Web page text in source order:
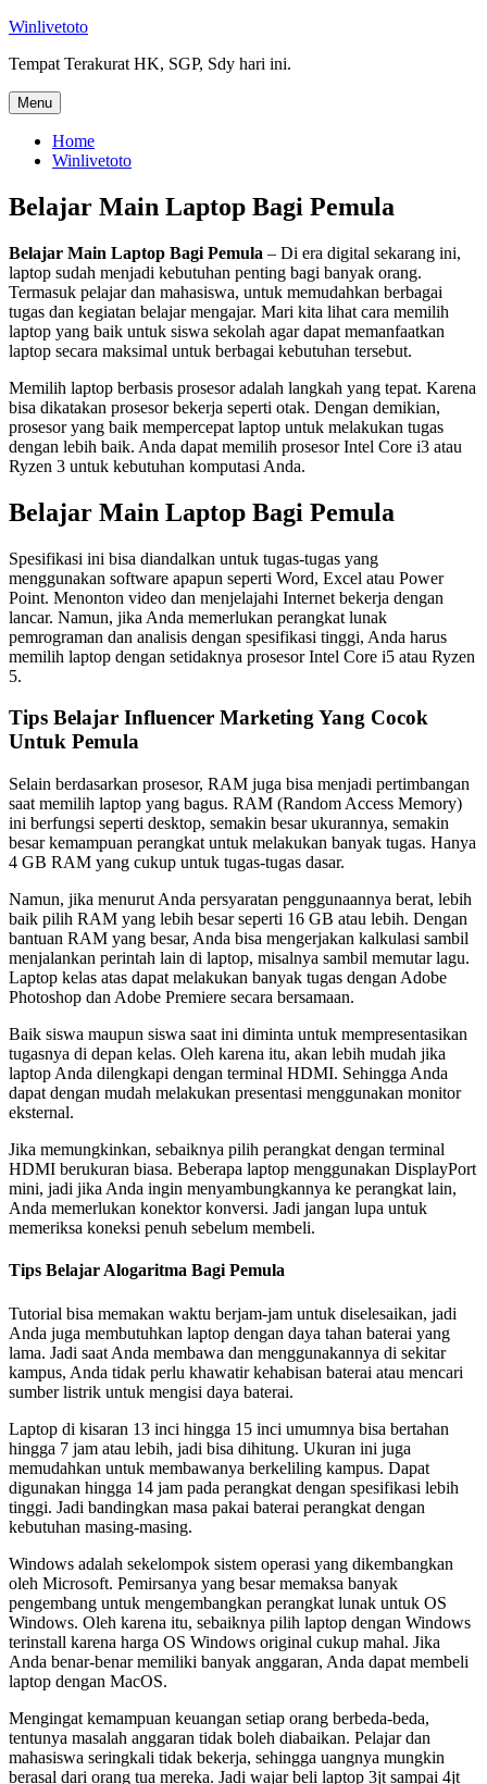
Skip
content
Winlivetoto
Tempat Terakurat HK, SGP, Sdy hari ini.
Menu
Home
Winlivetoto
Belajar Main Laptop Bagi Pemula
Belajar Main Laptop Bagi Pemula – Di era digital sekarang ini,
laptop sudah menjadi kebutuhan penting bagi banyak orang.
Termasuk pelajar dan mahasiswa, untuk memudahkan berbagai
tugas dan kegiatan belajar mengajar. Mari kita lihat cara memilih
laptop yang baik untuk siswa sekolah agar dapat memanfaatkan
laptop secara maksimal untuk berbagai kebutuhan tersebut.
Memilih laptop berbasis prosesor adalah langkah yang tepat. Karena
bisa dikatakan prosesor bekerja seperti otak. Dengan demikian,
prosesor yang baik mempercepat laptop untuk melakukan tugas
dengan lebih baik. Anda dapat memilih prosesor Intel Core i3 atau
Ryzen 3 untuk kebutuhan komputasi Anda.
Belajar Main Laptop Bagi Pemula
Spesifikasi ini bisa diandalkan untuk tugas-tugas yang
menggunakan software apapun seperti Word, Excel atau Power
Point. Menonton video dan menjelajahi Internet bekerja dengan
lancar. Namun, jika Anda memerlukan perangkat lunak
pemrograman dan analisis dengan spesifikasi tinggi, Anda harus
memilih laptop dengan setidaknya prosesor Intel Core i5 atau Ryzen
5.
Tips Belajar Influencer Marketing Yang Cocok
Untuk Pemula
Selain berdasarkan prosesor, RAM juga bisa menjadi pertimbangan
saat memilih laptop yang bagus. RAM (Random Access Memory)
ini berfungsi seperti desktop, semakin besar ukurannya, semakin
besar kemampuan perangkat untuk melakukan banyak tugas. Hanya
4 GB RAM yang cukup untuk tugas-tugas dasar.
Namun, jika menurut Anda persyaratan penggunaannya berat, lebih
baik pilih RAM yang lebih besar seperti 16 GB atau lebih. Dengan
bantuan RAM yang besar, Anda bisa mengerjakan kalkulasi sambil
menjalankan perintah lain di laptop, misalnya sambil memutar lagu.
Laptop kelas atas dapat melakukan banyak tugas dengan Adobe
Photoshop dan Adobe Premiere secara bersamaan.
Baik siswa maupun siswa saat ini diminta untuk mempresentasikan
tugasnya di depan kelas. Oleh karena itu, akan lebih mudah jika
laptop Anda dilengkapi dengan terminal HDMI. Sehingga Anda
dapat dengan mudah melakukan presentasi menggunakan monitor
eksternal.
Jika memungkinkan, sebaiknya pilih perangkat dengan terminal
HDMI berukuran biasa. Beberapa laptop menggunakan DisplayPort
mini, jadi jika Anda ingin menyambungkannya ke perangkat lain,
Anda memerlukan konektor konversi. Jadi jangan lupa untuk
memeriksa koneksi penuh sebelum membeli.
Tips Belajar Alogaritma Bagi Pemula
Tutorial bisa memakan waktu berjam-jam untuk diselesaikan, jadi
Anda juga membutuhkan laptop dengan daya tahan baterai yang
lama. Jadi saat Anda membawa dan menggunakannya di sekitar
kampus, Anda tidak perlu khawatir kehabisan baterai atau mencari
sumber listrik untuk mengisi daya baterai.
Laptop di kisaran 13 inci hingga 15 inci umumnya bisa bertahan
hingga 7 jam atau lebih, jadi bisa dihitung. Ukuran ini juga
memudahkan untuk membawanya berkeliling kampus. Dapat
digunakan hingga 14 jam pada perangkat dengan spesifikasi lebih
tinggi. Jadi bandingkan masa pakai baterai perangkat dengan
kebutuhan masing-masing.
Windows adalah sekelompok sistem operasi yang dikembangkan
oleh Microsoft. Pemirsanya yang besar memaksa banyak
pengembang untuk mengembangkan perangkat lunak untuk OS
Windows. Oleh karena itu, sebaiknya pilih laptop dengan Windows
terinstall karena harga OS Windows original cukup mahal. Jika
Anda benar-benar memiliki banyak anggaran, Anda dapat membeli
laptop dengan MacOS.
Mengingat kemampuan keuangan setiap orang berbeda-beda,
tentunya masalah anggaran tidak boleh diabaikan. Pelajar dan
mahasiswa seringkali tidak bekerja, sehingga uangnya mungkin
berasal dari orang tua mereka. Jadi wajar beli laptop 3jt sampai 4jt